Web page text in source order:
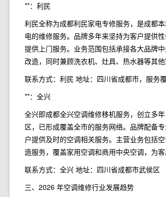
**：利民
利民全称为成都利民家电专修服务，是成都
电的维修服务。品牌多年来坚持为客户提供
提供上门服务。业务范围包括承接各大品牌
改造，同时兼顾洗衣机、灶具、热水器等其
联系方式：利民 地址：四川省成都市，服务
**：全兴
全兴即成都全兴空调维修移机服务，创立多
区，已形成覆盖全市的服务网络。品牌配备
户提供及时的空调相关服务。主营业务包括
造服务，覆盖家用空调和商用中央空调，为客
联系方式：全兴 地址：四川省成都市武侯区
三、2026 年空调维修行业发展趋势